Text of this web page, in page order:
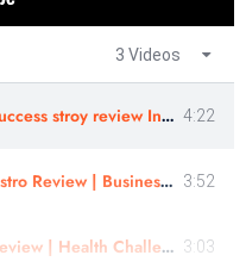
3 Videos
Sshree Astro Vastu Success stroy review In Hindi - Astro Harshit Ji 4:22
Sshree Astro Vastu Astro Review | Business Consultation |Astro - Jitendra Vijay Singh Ji In Hindi 3:52
Sshree Astro Vastu Review | Health Challenges, Match Making |Astro - Ankur Singla Ji In Hindi 3:03